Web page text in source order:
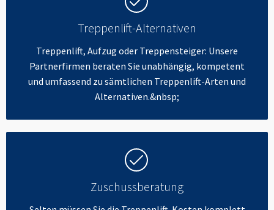
Treppenlift-Alternativen
Treppenlift, Aufzug oder Treppensteiger: Unsere
Partnerfirmen beraten Sie unabhängig, kompetent
und umfassend zu sämtlichen Treppenlift-Arten und
Alternativen.&nbsp;
Zuschussberatung